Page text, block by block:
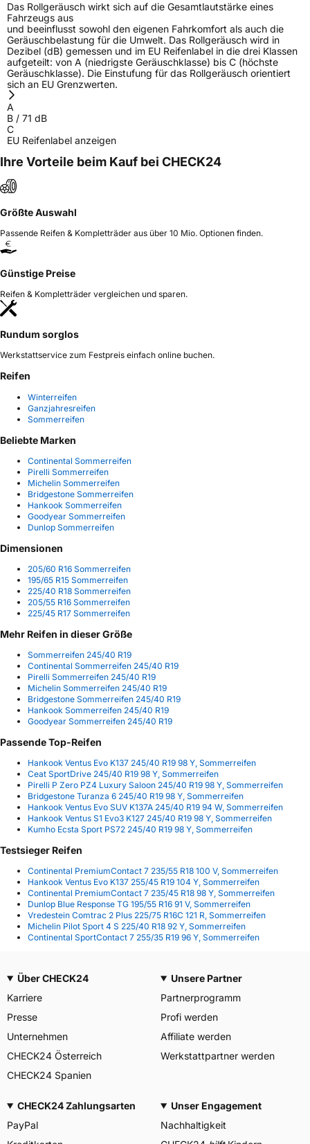
Das Rollgeräusch wirkt sich auf die Gesamtlautstärke eines
Fahrzeugs aus
und beeinflusst sowohl den eigenen Fahrkomfort als auch die
Geräuschbelastung für die Umwelt. Das Rollgeräusch wird in
Dezibel (dB) gemessen und im EU Reifenlabel in die drei Klassen
aufgeteilt: von A (niedrigste Geräuschklasse) bis C (höchste
Geräuschklasse). Die Einstufung für das Rollgeräusch orientiert
sich an EU Grenzwerten.
A
B / 71 dB
C
EU Reifenlabel anzeigen
Ihre Vorteile beim Kauf bei CHECK24
Größte Auswahl
Passende Reifen & Kompletträder aus über 10 Mio. Optionen finden.
Günstige Preise
Reifen & Kompletträder vergleichen und sparen.
Rundum sorglos
Werkstattservice zum Festpreis einfach online buchen.
Reifen
Winterreifen
Ganzjahresreifen
Sommerreifen
Beliebte Marken
Continental Sommerreifen
Pirelli Sommerreifen
Michelin Sommerreifen
Bridgestone Sommerreifen
Hankook Sommerreifen
Goodyear Sommerreifen
Dunlop Sommerreifen
Dimensionen
205/60 R16 Sommerreifen
195/65 R15 Sommerreifen
225/40 R18 Sommerreifen
205/55 R16 Sommerreifen
225/45 R17 Sommerreifen
Mehr Reifen in dieser Größe
Sommerreifen 245/40 R19
Continental Sommerreifen 245/40 R19
Pirelli Sommerreifen 245/40 R19
Michelin Sommerreifen 245/40 R19
Bridgestone Sommerreifen 245/40 R19
Hankook Sommerreifen 245/40 R19
Goodyear Sommerreifen 245/40 R19
Passende Top-Reifen
Hankook Ventus Evo K137 245/40 R19 98 Y, Sommerreifen
Ceat SportDrive 245/40 R19 98 Y, Sommerreifen
Pirelli P Zero PZ4 Luxury Saloon 245/40 R19 98 Y, Sommerreifen
Bridgestone Turanza 6 245/40 R19 98 Y, Sommerreifen
Hankook Ventus Evo SUV K137A 245/40 R19 94 W, Sommerreifen
Hankook Ventus S1 Evo3 K127 245/40 R19 98 Y, Sommerreifen
Kumho Ecsta Sport PS72 245/40 R19 98 Y, Sommerreifen
Testsieger Reifen
Continental PremiumContact 7 235/55 R18 100 V, Sommerreifen
Hankook Ventus Evo K137 255/45 R19 104 Y, Sommerreifen
Continental PremiumContact 7 235/45 R18 98 Y, Sommerreifen
Dunlop Blue Response TG 195/55 R16 91 V, Sommerreifen
Vredestein Comtrac 2 Plus 225/75 R16C 121 R, Sommerreifen
Michelin Pilot Sport 4 S 225/40 R18 92 Y, Sommerreifen
Continental SportContact 7 255/35 R19 96 Y, Sommerreifen
Über CHECK24
Karriere
Presse
Unternehmen
CHECK24 Österreich
CHECK24 Spanien
Unsere Partner
Partnerprogramm
Profi werden
Affiliate werden
Werkstattpartner werden
CHECK24 Zahlungsarten
PayPal
Unser Engagement
Nachhaltigkeit